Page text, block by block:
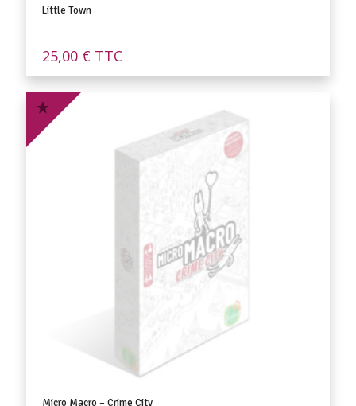
Little Town
25,00 € TTC
Micro Macro – Crime City